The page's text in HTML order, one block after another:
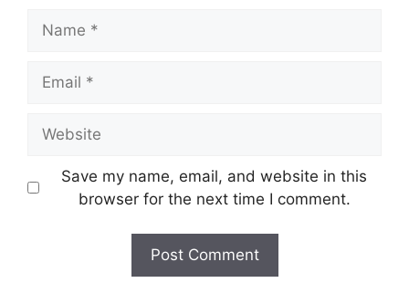
Save my name, email, and website in this
browser for the next time I comment.